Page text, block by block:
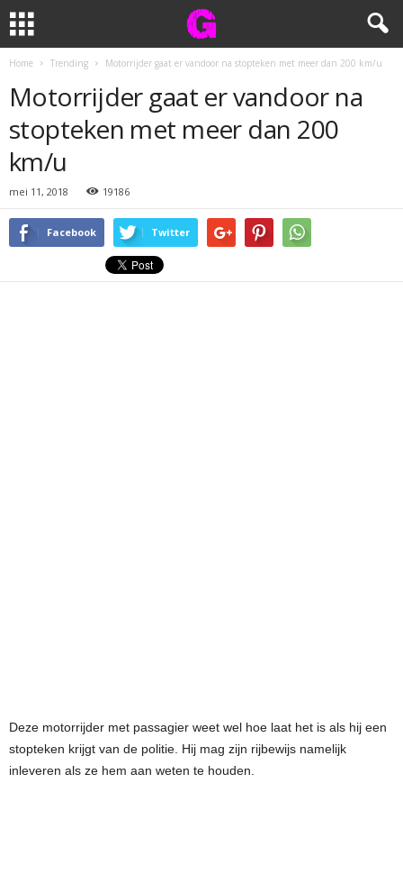
Home Trending Motorrijder gaat er vandoor na stopteken met meer dan 200 km/u
Motorrijder gaat er vandoor na
stopteken met meer dan 200
km/u
mei 11, 2018 19186
Facebook Twitter
Deze motorrijder met passagier weet wel hoe laat het is als hij een
stopteken krijgt van de politie. Hij mag zijn rijbewijs namelijk
inleveren als ze hem aan weten te houden.